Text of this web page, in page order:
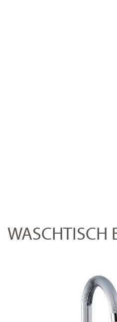
WASCHTISCH